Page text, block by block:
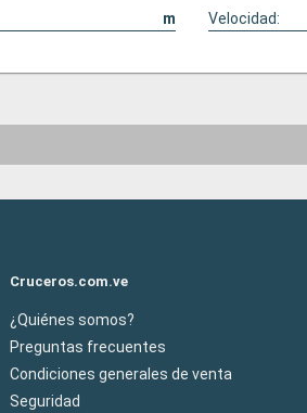
m Velocidad:
Cruceros.com.ve
¿Quiénes somos?
Preguntas frecuentes
Condiciones generales de venta
Seguridad